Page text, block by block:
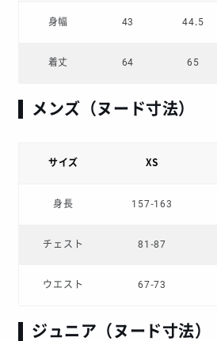
身幅 43 44.5
着丈 64 65
メンズ（ヌード寸法）
サイズ XS
身長 157-163
チェスト 81-87
ウエスト 67-73
ジュニア（ヌード寸法）